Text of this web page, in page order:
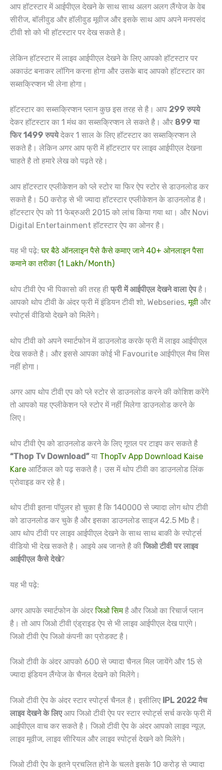
आप हॉटस्टार में आईपीएल देखने के साथ साथ अलग अलग लैंग्वेज के वेब
सीरीज, बॉलीवुड और हॉलीवुड मूवीज और इसके साथ आप अपने मनपसंद
टीवी शो को भी हॉटस्टार पर देख सकते है।
लेकिन हॉटस्टार में लाइव आईपीएल देखने के लिए आपको हॉटस्टार पर
अकाउंट बनाकर लॉगिन करना होगा और उसके बाद आपको हॉटस्टार का
सब्सक्रिप्शन भी लेना होगा।
हॉटस्टार का सब्सक्रिप्शन प्लान कुछ इस तरह से है। आप 299 रुपये
देकर हॉटस्टार का 1 मंथ का सब्सक्रिप्शन ले सकते है। और 899 या
फिर 1499 रुपयेदेकर 1 साल के लिए हॉटस्टार का सब्सक्रिप्शन ले
सकते है। लेकिन अगर आप फ्री में हॉटस्टार पर लाइव आईपीएल देखना
चाहते है तो हमारे लेख को पढ़ते रहे।
आप हॉटस्टार एप्लीकेशन को प्ले स्टोर या फिर ऐप स्टोर से डाउनलोड कर
सकते है। 50 करोड़ से भी ज्यादा हॉटस्टार एप्लीकेशन के डाउनलोड है।
हॉटस्टार ऐप को 11 फेब्रुअरी 2015 को लांच किया गया था। और Novi
Digital Entertainment हॉटस्टार ऐप का ओनर है।
यह भी पढ़े:घर बैठे ऑनलाइन पैसे कैसे कमाए जाने 40+ ओनलाइन पैसा
कमाने का तरीका (1 Lakh/Month)
थोप टीवी ऐप भी पिकासो की तरह ही फ्री में आईपीएल देखने वाला ऐपहै।
आपको थोप टीवी के अंदर फ्री में इंडियन टीवी शो, Webseries,मूवी और
स्पोर्ट्स वीडियो देखने को मिलेंगे।
थोप टीवी को अपने स्मार्टफोन में डाउनलोड करके फ्री में लाइव आईपीएल
देख सकते है। और इससे आपका कोई भी Favourite आईपीएल मैच मिस
नहीं होगा।
अगर आप थोप टीवी एप को प्ले स्टोर से डाउनलोड करने की कोशिश करेंगे
तो आपको यह एप्लीकेशन प्ले स्टोर में नहीं मिलेगा डाउनलोड करने के
लिए।
थोप टीवी ऐप को डाउनलोड करने के लिए गूगल पर टाइप कर सकते है
“Thop Tv Download” या ThopTv App Download Kaise
Kare आर्टिकल को पढ़ सकते है। उस में थोप टीवी का डाउनलोड लिंक
प्रोवाइड कर रहे है।
थोप टीवी इतना पॉपुलर हो चुका है कि 140000 से ज्यादा लोग थोप टीवी
को डाउनलोड कर चुके है और इसका डाउनलोड साइज 42.5 Mb है।
आप थोप टीवी पर लाइव आईपीएल देखने के साथ साथ बाकी के स्पोर्ट्स
वीडियो भी देख सकते है। आइये अब जानते है की जिओ टीवी पर लाइव
आईपीएल कैसे देखे?
यह भी पढ़े:
अगर आपके स्मार्टफोन के अंदरजिओ सिमहै और जिओ का रिचार्ज प्लान
है। तो आप जिओ टीवी एंड्राइड ऐप से भी लाइव आईपीएल देख पाएंगे।
जिओ टीवी ऐप जिओ कंपनी का प्रोडक्ट है।
जिओ टीवी के अंदर आपको 600 से ज्यादा चैनल मिल जायेंगे और 15 से
ज्यादा इंडियन लैंग्वेज के चैनल देखने को मिलेंगे।
जिओ टीवी ऐप के अंदर स्टार स्पोर्ट्स चैनल है। इसीलिए IPL 2022 मैच
लाइव देखने के लिएआप जिओ टीवी ऐप पर स्टार स्पोर्ट्स सर्च करके फ्री में
आईपीएल वाच कर सकते है। जिओ टीवी ऐप के अंदर आपको लाइव न्यूज़,
लाइव मूवीज, लाइव सीरियल और लाइव स्पोर्ट्स देखने को मिलेंगे।
जिओ टीवी ऐप के इतने प्रचलित होने के चलते इसके 10 करोड़ से ज्यादा